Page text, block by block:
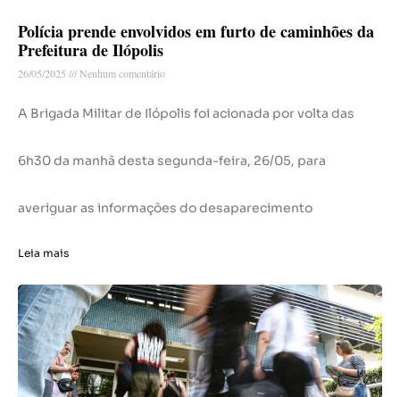
Polícia prende envolvidos em furto de caminhões da
Prefeitura de Ilópolis
26/05/2025 Nenhum comentário
A Brigada Militar de Ilópolis foi acionada por volta das
6h30 da manhã desta segunda-feira, 26/05, para
averiguar as informações do desaparecimento
Leia mais